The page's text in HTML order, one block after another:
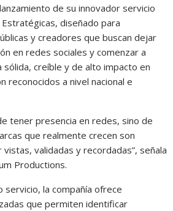
de su innovador servicio
diseñado para
y creadores que buscan dejar
en redes sociales y comenzar a
sólida, creíble y de alto impacto en
reconocidos a nivel nacional e
tener presencia en redes, sino de
que realmente crecen son
validadas y recordadas”, señala
Productions.
la compañía ofrece
que permiten identificar